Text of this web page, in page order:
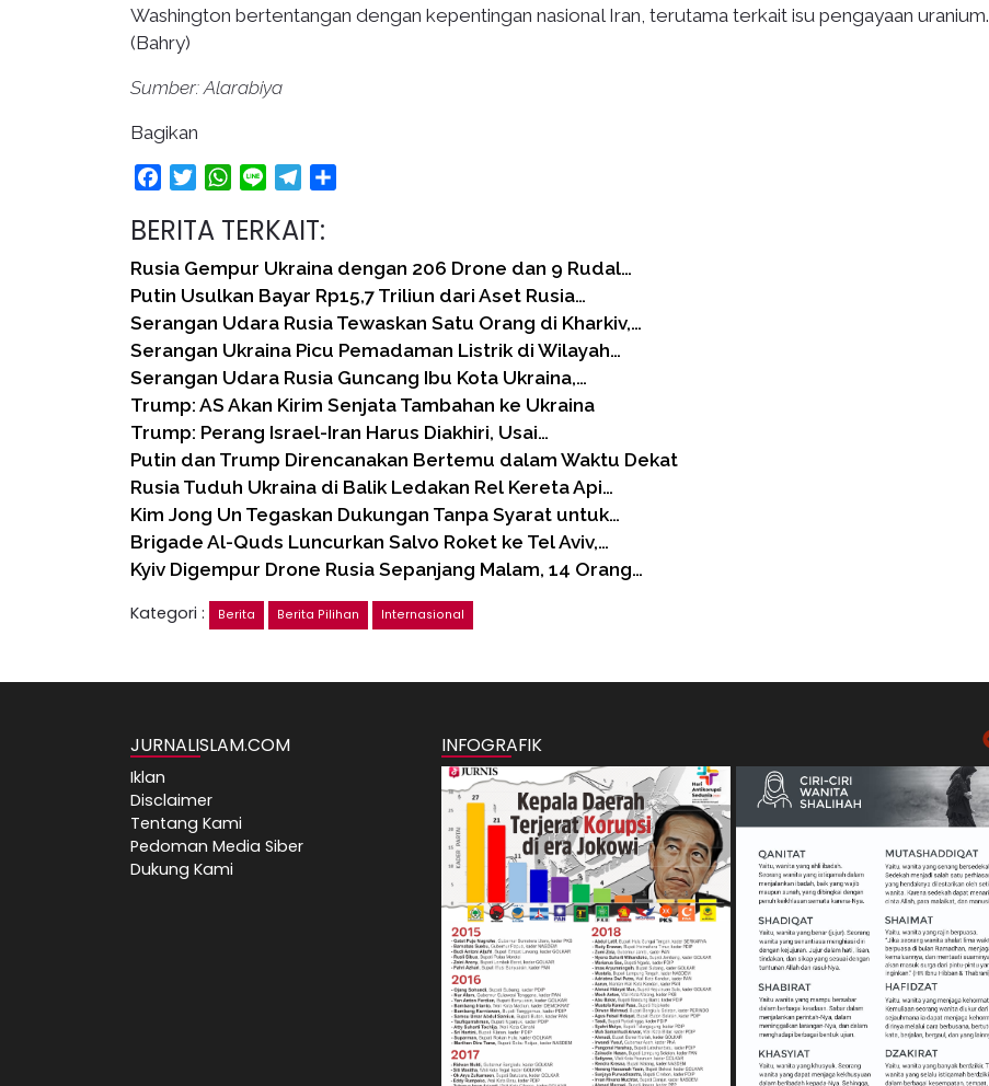
Washington bertentangan dengan kepentingan nasional Iran, terutama terkait isu pengayaan uranium.
(Bahry)
Sumber: Alarabiya
Bagikan
FacebookTwitterWhatsApp
Line Telegram
BERITA TERKAIT:
Rusia Gempur Ukraina dengan 206 Drone dan 9 Rudal…
Putin Usulkan Bayar Rp15,7 Triliun dari Aset Rusia…
Serangan Udara Rusia Tewaskan Satu Orang di Kharkiv,…
Serangan Ukraina Picu Pemadaman Listrik di Wilayah…
Serangan Udara Rusia Guncang Ibu Kota Ukraina,…
Trump: AS Akan Kirim Senjata Tambahan ke Ukraina
Trump: Perang Israel-Iran Harus Diakhiri, Usai…
Putin dan Trump Direncanakan Bertemu dalam Waktu Dekat
Rusia Tuduh Ukraina di Balik Ledakan Rel Kereta Api…
Kim Jong Un Tegaskan Dukungan Tanpa Syarat untuk…
Brigade Al-Quds Luncurkan Salvo Roket ke Tel Aviv,…
Kyiv Digempur Drone Rusia Sepanjang Malam, 14 Orang…
Kategori :
Berita Berita Pilihan Internasional
JURNALISLAM.COM
Iklan
Disclaimer
Tentang Kami
Pedoman Media Siber
Dukung Kami
INFOGRAFIK